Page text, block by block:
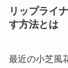
リップライ
す方法とは
最近の小芝風